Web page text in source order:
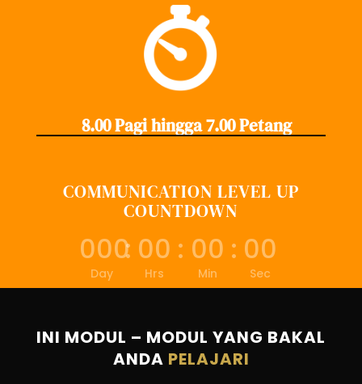
8.00 Pagi hingga 7.00 Petang
COMMUNICATION LEVEL UP
COUNTDOWN
000
Day
: 00
Hrs
: 00
Min
: 00
Sec
INI MODUL – MODUL YANG BAKAL
ANDA PELAJARI